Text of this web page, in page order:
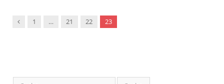
Vorgänger
1 … 21 22 23